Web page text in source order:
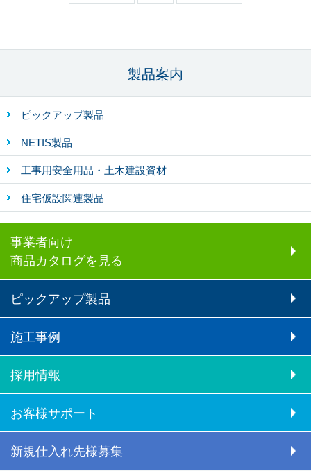
製品案内
ピックアップ製品
NETIS製品
工事用安全用品・土木建設資材
住宅仮設関連製品
事業者向け
商品カタログを見る
ピックアップ製品
施工事例
採用情報
お客様サポート
新規仕入れ先様募集